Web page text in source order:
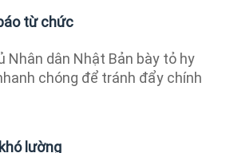
từ chức
Nhân dân Nhật Bản bày tỏ hy
chóng để tránh đẩy chính
lường